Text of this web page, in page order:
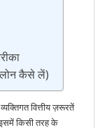
लोन कैसे लें)
वित्तीय ज़रूरतें
किसी तरह के